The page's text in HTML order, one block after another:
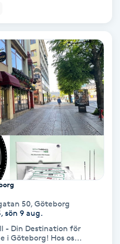
50, Göteborg
sön 9 aug.
- Din Destination för
i Göteborg! Hos os...